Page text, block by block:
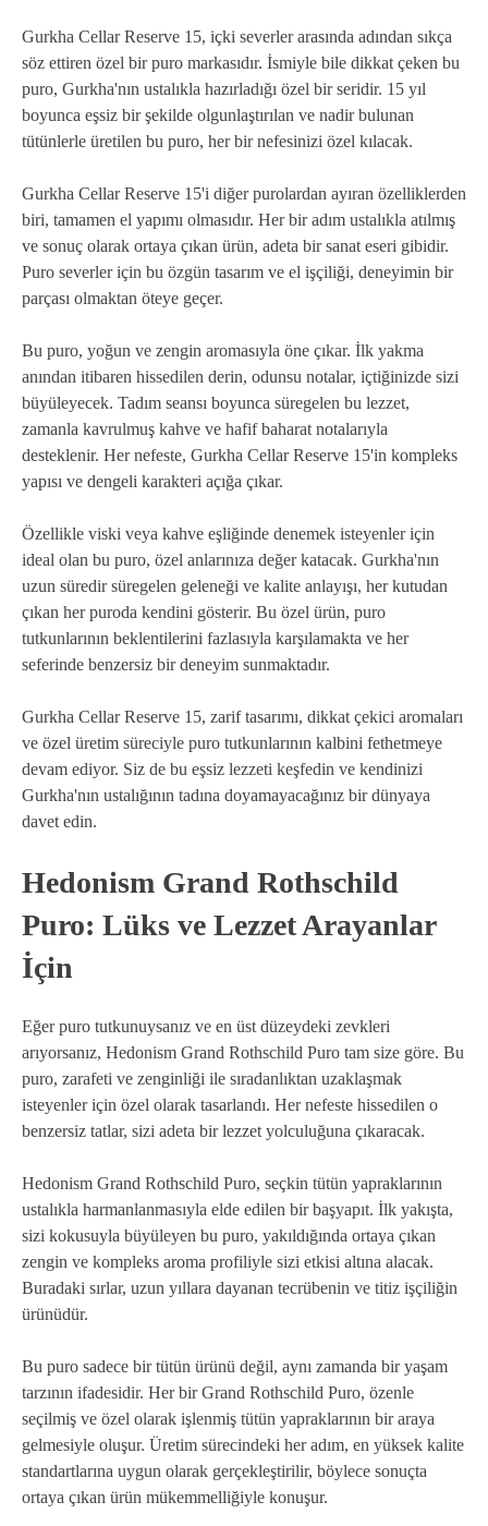
Gurkha Cellar Reserve 15, içki severler arasında adından sıkça
söz ettiren özel bir puro markasıdır. İsmiyle bile dikkat çeken bu
puro, Gurkha'nın ustalıkla hazırladığı özel bir seridir. 15 yıl
boyunca eşsiz bir şekilde olgunlaştırılan ve nadir bulunan
tütünlerle üretilen bu puro, her bir nefesinizi özel kılacak.
Gurkha Cellar Reserve 15'i diğer purolardan ayıran özelliklerden
biri, tamamen el yapımı olmasıdır. Her bir adım ustalıkla atılmış
ve sonuç olarak ortaya çıkan ürün, adeta bir sanat eseri gibidir.
Puro severler için bu özgün tasarım ve el işçiliği, deneyimin bir
parçası olmaktan öteye geçer.
Bu puro, yoğun ve zengin aromasıyla öne çıkar. İlk yakma
anından itibaren hissedilen derin, odunsu notalar, içtiğinizde sizi
büyüleyecek. Tadım seansı boyunca süregelen bu lezzet,
zamanla kavrulmuş kahve ve hafif baharat notalarıyla
desteklenir. Her nefeste, Gurkha Cellar Reserve 15'in kompleks
yapısı ve dengeli karakteri açığa çıkar.
Özellikle viski veya kahve eşliğinde denemek isteyenler için
ideal olan bu puro, özel anlarınıza değer katacak. Gurkha'nın
uzun süredir süregelen geleneği ve kalite anlayışı, her kutudan
çıkan her puroda kendini gösterir. Bu özel ürün, puro
tutkunlarının beklentilerini fazlasıyla karşılamakta ve her
seferinde benzersiz bir deneyim sunmaktadır.
Gurkha Cellar Reserve 15, zarif tasarımı, dikkat çekici aromaları
ve özel üretim süreciyle puro tutkunlarının kalbini fethetmeye
devam ediyor. Siz de bu eşsiz lezzeti keşfedin ve kendinizi
Gurkha'nın ustalığının tadına doyamayacağınız bir dünyaya
davet edin.
Hedonism Grand Rothschild
Puro: Lüks ve Lezzet Arayanlar
İçin
Eğer puro tutkunuysanız ve en üst düzeydeki zevkleri
arıyorsanız, Hedonism Grand Rothschild Puro tam size göre. Bu
puro, zarafeti ve zenginliği ile sıradanlıktan uzaklaşmak
isteyenler için özel olarak tasarlandı. Her nefeste hissedilen o
benzersiz tatlar, sizi adeta bir lezzet yolculuğuna çıkaracak.
Hedonism Grand Rothschild Puro, seçkin tütün yapraklarının
ustalıkla harmanlanmasıyla elde edilen bir başyapıt. İlk yakışta,
sizi kokusuyla büyüleyen bu puro, yakıldığında ortaya çıkan
zengin ve kompleks aroma profiliyle sizi etkisi altına alacak.
Buradaki sırlar, uzun yıllara dayanan tecrübenin ve titiz işçiliğin
ürünüdür.
Bu puro sadece bir tütün ürünü değil, aynı zamanda bir yaşam
tarzının ifadesidir. Her bir Grand Rothschild Puro, özenle
seçilmiş ve özel olarak işlenmiş tütün yapraklarının bir araya
gelmesiyle oluşur. Üretim sürecindeki her adım, en yüksek kalite
standartlarına uygun olarak gerçekleştirilir, böylece sonuçta
ortaya çıkan ürün mükemmelliğiyle konuşur.